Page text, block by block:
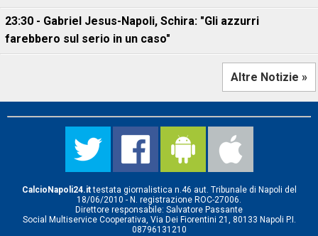
23:30 - Gabriel Jesus-Napoli, Schira: "Gli azzurri
farebbero sul serio in un caso"
Altre Notizie »
CalcioNapoli24.ittestata giornalistica n.46 aut. Tribunale di Napoli del
18/06/2010 - N. registrazione ROC-27006.
Direttore responsabile: Salvatore Passante
Social Multiservice Cooperativa, Via Dei Fiorentini 21, 80133 Napoli P.I.
08796131210